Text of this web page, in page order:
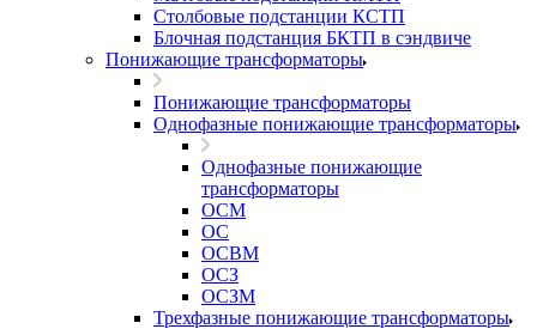
Столбовые подстанции КСТП
Блочная подстанция БКТП в сэндвиче
Понижающие трансформаторы
Понижающие трансформаторы
Однофазные понижающие трансформаторы
Однофазные понижающие
трансформаторы
ОСМ
ОС
ОСВМ
ОСЗ
ОСЗМ
Трехфазные понижающие трансформаторы